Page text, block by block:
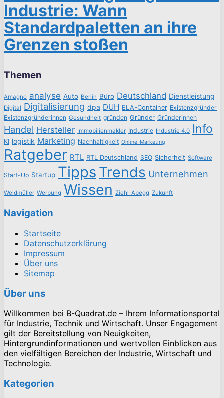
Industrie: Wann
Standardpaletten an ihre
Grenzen stoßen
Themen
Amagno analyse Auto Berlin Büro Deutschland Dienstleistung
Digital Digitalisierung dpa DUH ELA-Container Existenzgründer
Existenzgründerinnen Gesundheit gründen Gründer Gründerinnen
Handel Hersteller Immobilienmakler Industrie Industrie 4.0 Info
KI logistik Marketing Nachhaltigkeit Online-Marketing
Ratgeber RTL RTL Deutschland SEO Sicherheit Software
Start-Up Startup Tipps Trends Unternehmen
Weidmüller Werbung Wissen Ziehl-Abegg Zukunft
Navigation
Startseite
Datenschutzerklärung
Impressum
Über uns
Sitemap
Über uns
Willkommen bei B-Quadrat.de – Ihrem Informationsportal
für Industrie, Technik und Wirtschaft. Unser Engagement
gilt der Bereitstellung von Neuigkeiten,
Hintergrundinformationen und wertvollen Einblicken aus
den vielfältigen Bereichen der Industrie, Wirtschaft und
Technologie.
Kategorien